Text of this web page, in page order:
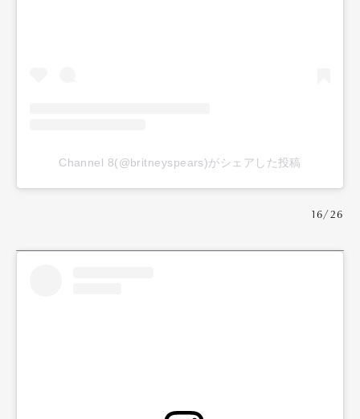
Channel 8(@britneyspears)がシェアした投稿
16/26